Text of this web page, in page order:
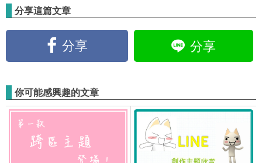
分享這篇文章
分享 分享
你可能感興趣的文章